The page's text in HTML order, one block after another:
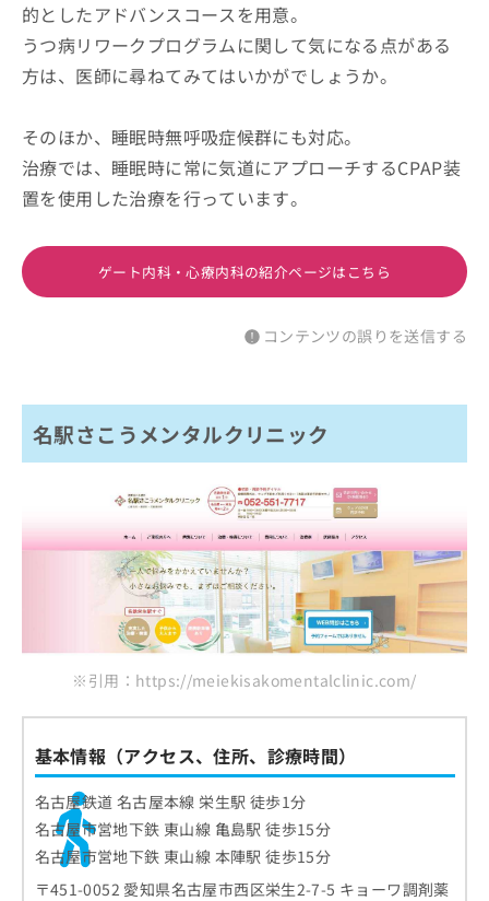
的としたアドバンスコースを用意。
うつ病リワークプログラムに関して気になる点がある
方は、医師に尋ねてみてはいかがでしょうか。
そのほか、睡眠時無呼吸症候群にも対応。
治療では、睡眠時に常に気道にアプローチするCPAP装
置を使用した治療を行っています。
ゲート内科・心療内科の紹介ページはこちら
コンテンツの誤りを送信する
名駅さこうメンタルクリニック
※引用：https://meiekisakomentalclinic.com/
基本情報（アクセス、住所、診療時間）
名古屋鉄道 名古屋本線 栄生駅 徒歩1分
名古屋市営地下鉄 東山線 亀島駅 徒歩15分
名古屋市営地下鉄 東山線 本陣駅 徒歩15分
〒451-0052 愛知県名古屋市西区栄生2-7-5 キョーワ調剤薬